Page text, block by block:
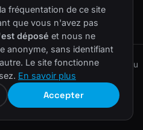
ELS CONSEIL · Un site du réseau
Cookies
fréquentation de ce site
que vous n'avez pas
déposé et nous ne
anonyme, sans identifiant
Le site fonctionne
En savoir plus
Accepter